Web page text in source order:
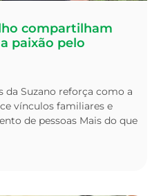
compartilham
paixão pelo
da Suzano reforça como a
vínculos familiares e
de pessoas Mais do que